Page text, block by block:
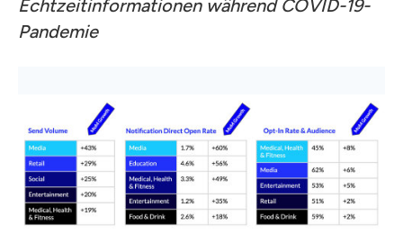
Echtzeitinformationen während COVID-19-
Pandemie